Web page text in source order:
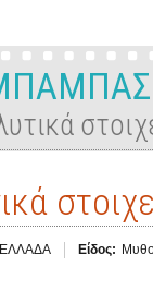
ΕΛΛΑΔΑ Είδος: